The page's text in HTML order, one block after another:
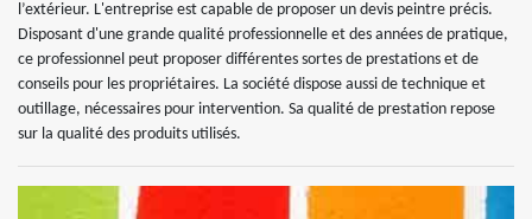
l’extérieur. L'entreprise est capable de proposer un devis peintre précis.
Disposant d'une grande qualité professionnelle et des années de pratique,
ce professionnel peut proposer différentes sortes de prestations et de
conseils pour les propriétaires. La société dispose aussi de technique et
outillage, nécessaires pour intervention. Sa qualité de prestation repose
sur la qualité des produits utilisés.